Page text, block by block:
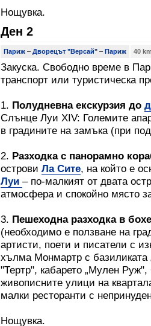
Нощувка.
Ден 2
Париж – Дворецът "Версай" – Париж 40
Закуска. Свободно време в
транспорт или туристическа
1. Полудневна екскурзия до
Слънце Луи ХІV: Големите
в градините на замъка (при
2. Разходка с панорамно
острови Ла Сите, на който е
Луи – по-малкият от двата
атмосфера и спокойно място
3. Пешеходна разходка в
(необходимо е ползване на
артисти, поети и писатели с
хълма Монмартр с
"Тертр", кабарето „Мулен
живописните улици на
малки ресторанти с
Нощувка.